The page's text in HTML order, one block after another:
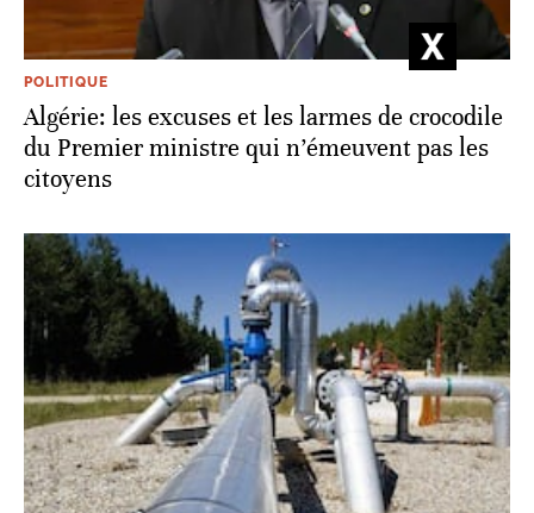
POLITIQUE
Algérie: les excuses et les larmes de crocodile
du Premier ministre qui n’émeuvent pas les
citoyens